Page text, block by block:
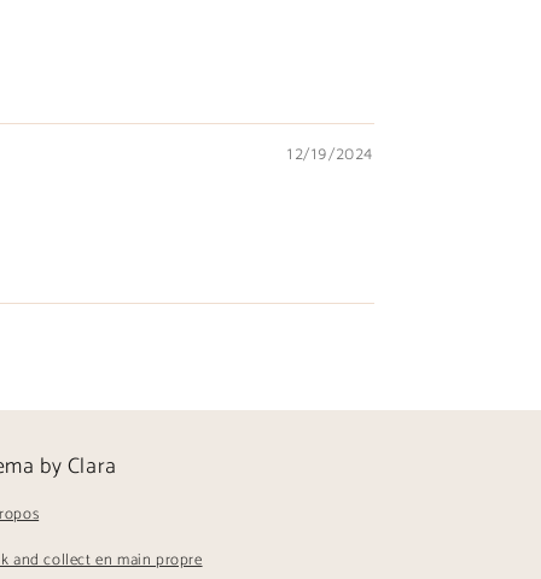
12/19/2024
by Clara
and collect en main propre